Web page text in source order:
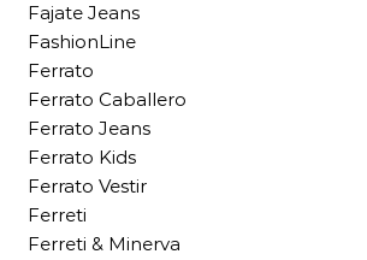
Fajate Jeans
FashionLine
Ferrato
Ferrato Caballero
Ferrato Jeans
Ferrato Kids
Ferrato Vestir
Ferreti
Ferreti & Minerva